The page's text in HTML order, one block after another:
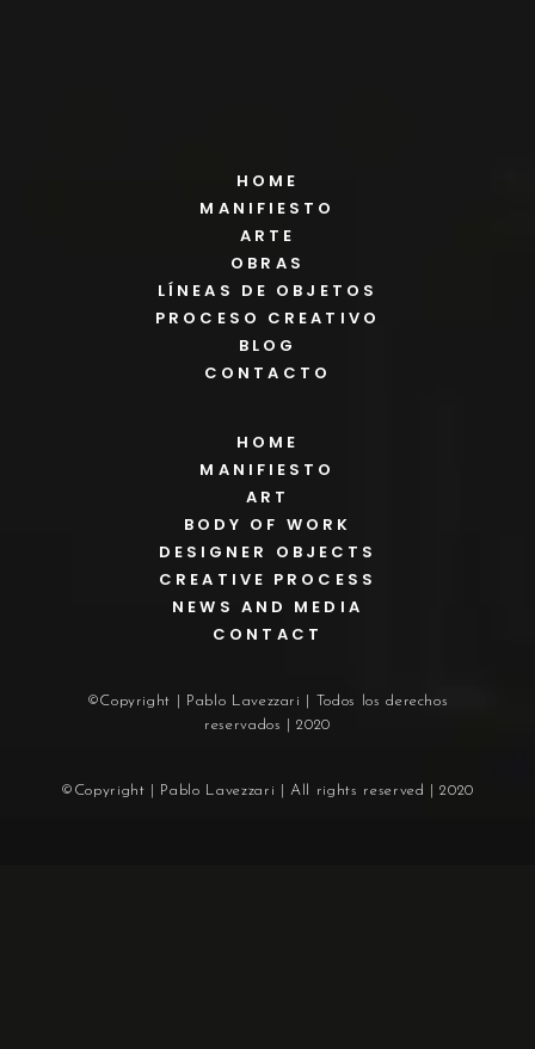
HOME
MANIFIESTO
ARTE
OBRAS
LÍNEAS DE OBJETOS
PROCESO CREATIVO
BLOG
CONTACTO
HOME
MANIFIESTO
ART
BODY OF WORK
DESIGNER OBJECTS
CREATIVE PROCESS
NEWS AND MEDIA
CONTACT
©Copyright | Pablo Lavezzari | Todos los derechos
reservados | 2020
©Copyright | Pablo Lavezzari | All rights reserved | 2020